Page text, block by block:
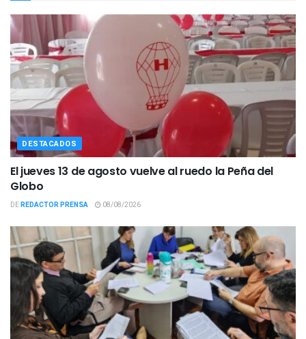
DESTACADOS
El jueves 13 de agosto vuelve al ruedo la Peña del
Globo
DEREDACTOR PRENSA 08/08/2026